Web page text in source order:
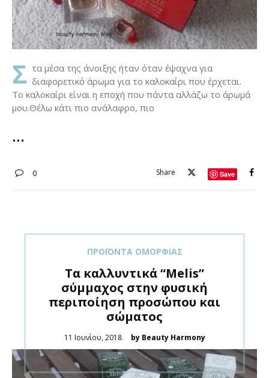
Σ τα μέσα της άνοιξης ήταν όταν έψαχνα για
διαφορετικό άρωμα για το καλοκαίρι που έρχεται.
Το καλοκαίρι είναι η εποχή που πάντα αλλάζω το άρωμά
μου.Θέλω κάτι πιο ανάλαφρο, πιο
0 Share Save
ΠΡΟΪΌΝΤΑ ΟΜΟΡΦΙΆΣ
Τα καλλυντικά “Melis”
σύμμαχος στην φυσική
περιποίηση προσώπου και
σώματος
Posted
11 Ιουνίου, 2018 by Beauty Harmony